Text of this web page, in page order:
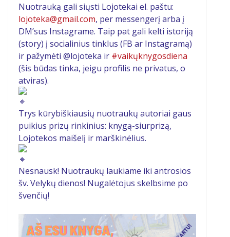
Nuotrauką gali siųsti Lojotekai el. paštu:
lojoteka@gmail.com, per messengerį arba į
DM’sus Instagrame. Taip pat gali kelti istoriją
(story) į socialinius tinklus (FB ar Instagramą)
ir pažymėti @lojoteka ir #vaikųknygosdiena
(šis būdas tinka, jeigu profilis ne privatus, o
atviras).
Trys kūrybiškiausių nuotraukų autoriai gaus
puikius prizų rinkinius: knygą-siurprizą,
Lojotekos maišelį ir marškinėlius.
Nesnausk! Nuotraukų laukiame iki antrosios
šv. Velykų dienos! Nugalėtojus skelbsime po
švenčių!